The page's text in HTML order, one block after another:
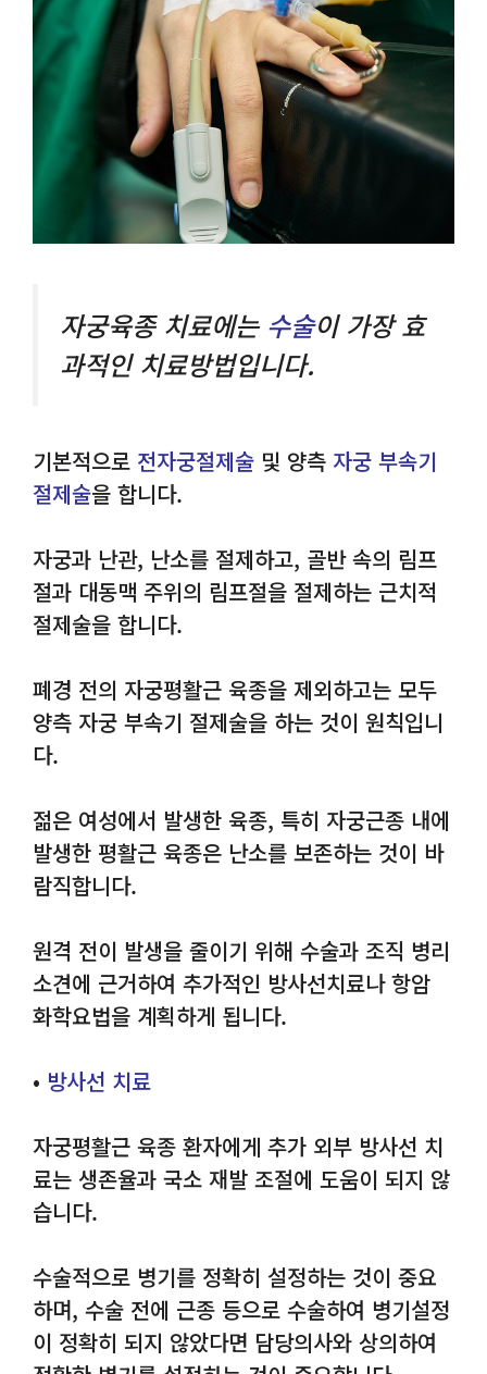
자궁육종 치료에는 수술이 가장 효
과적인 치료방법입니다.
기본적으로 전자궁절제술 및 양측 자궁 부속기
절제술을 합니다.
자궁과 난관, 난소를 절제하고, 골반 속의 림프
절과 대동맥 주위의 림프절을 절제하는 근치적
절제술을 합니다.
폐경 전의 자궁평활근 육종을 제외하고는 모두
양측 자궁 부속기 절제술을 하는 것이 원칙입니
다.
젊은 여성에서 발생한 육종, 특히 자궁근종 내에
발생한 평활근 육종은 난소를 보존하는 것이 바
람직합니다.
원격 전이 발생을 줄이기 위해 수술과 조직 병리
소견에 근거하여 추가적인 방사선치료나 항암
화학요법을 계획하게 됩니다.
• 방사선 치료
자궁평활근 육종 환자에게 추가 외부 방사선 치
료는 생존율과 국소 재발 조절에 도움이 되지 않
습니다.
수술적으로 병기를 정확히 설정하는 것이 중요
하며, 수술 전에 근종 등으로 수술하여 병기설정
이 정확히 되지 않았다면 담당의사와 상의하여